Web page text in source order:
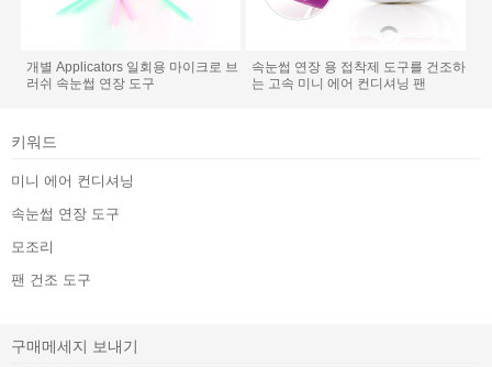
개별 Applicators 일회용 마이크로 브
러쉬 속눈썹 연장 도구
속눈썹 연장 용 접착제 도구를 건조하
는 고속 미니 에어 컨디셔닝 팬
키워드
미니 에어 컨디셔닝
속눈썹 연장 도구
모조리
팬 건조 도구
구매메세지 보내기